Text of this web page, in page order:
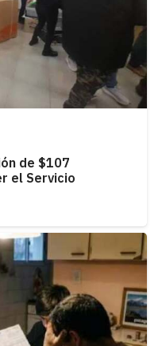
de $107
el Servicio